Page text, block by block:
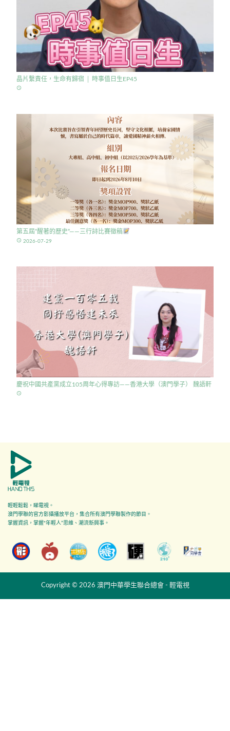
晶片繫責任，生命有歸宿 │ 時事值日生EP45
access_time
第五屆”醒著的歷史”——三行詩比賽徵稿
access_time 2026-07-29
慶祝中國共產黨成立105周年心得專訪——香港大學（澳門學子） 魏語軒
access_time
輕輕鬆鬆，睇電視。
澳門學聯的官方影攝播放平台，集合所有澳門學聯製作的節目。
掌握資訊，掌握"年輕人”思維、潮流新興事。
Copyright © 2026 澳門中華學生聯合總會 - 輕電視